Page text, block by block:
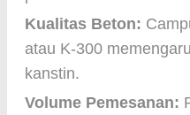
Kualitas Beton:
atau K-300
kanstin.
Volume Pemesanan: